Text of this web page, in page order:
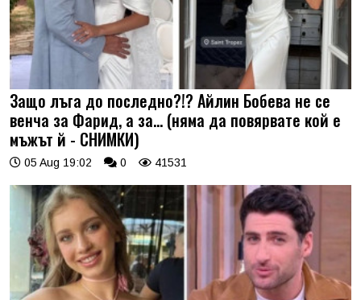
Защо лъга до последно?!? Айлин Бобева не се
венча за Фарид, а за... (няма да повярвате кой е
мъжът й - СНИМКИ)
05 Aug 19:02 0 41531